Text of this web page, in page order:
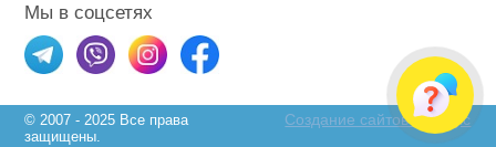
Мы в соцсетях
© 2007 - 2025 Все права
защищены.
Создание сайтов Skylogic